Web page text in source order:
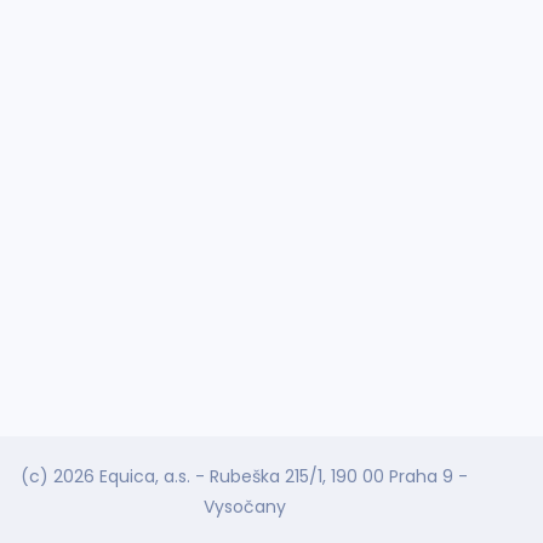
(c) 2026 Equica, a.s. - Rubeška 215/1, 190 00 Praha 9 -
Vysočany